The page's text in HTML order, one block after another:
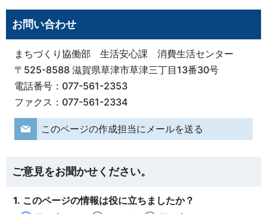
お問い合わせ
まちづくり協働部 生活安心課 消費生活センター
〒525-8588 滋賀県草津市草津三丁目13番30号
電話番号：077-561-2353
ファクス：077-561-2334
このページの作成担当にメールを送る
ご意見をお聞かせください。
1. このページの情報は役に立ちましたか？